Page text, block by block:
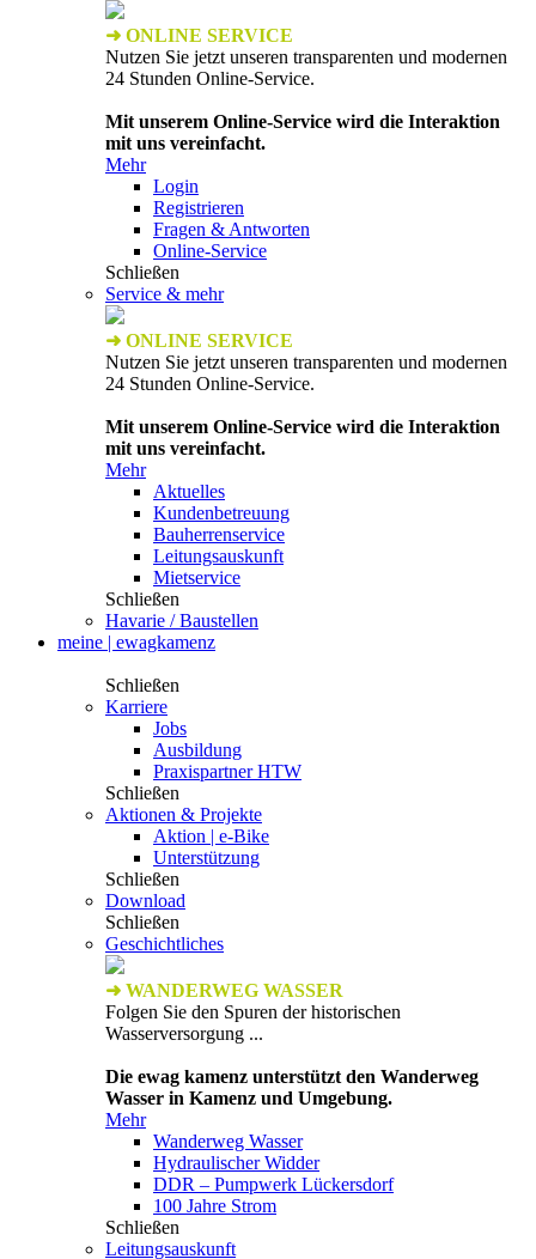
➜ ONLINE SERVICE
Nutzen Sie jetzt unseren transparenten und modernen
24 Stunden Online-Service.
Mit unserem Online-Service wird die Interaktion
mit uns vereinfacht.
Mehr
Login
Registrieren
Fragen & Antworten
Online-Service
Schließen
Service & mehr
➜ ONLINE SERVICE
Nutzen Sie jetzt unseren transparenten und modernen
24 Stunden Online-Service.
Mit unserem Online-Service wird die Interaktion
mit uns vereinfacht.
Mehr
Aktuelles
Kundenbetreuung
Bauherrenservice
Leitungsauskunft
Mietservice
Schließen
Havarie / Baustellen
meine | ewagkamenz
Schließen
Karriere
Jobs
Ausbildung
Praxispartner HTW
Schließen
Aktionen & Projekte
Aktion | e-Bike
Unterstützung
Schließen
Download
Schließen
Geschichtliches
➜ WANDERWEG WASSER
Folgen Sie den Spuren der historischen
Wasserversorgung ...
Die ewag kamenz unterstützt den Wanderweg
Wasser in Kamenz und Umgebung.
Mehr
Wanderweg Wasser
Hydraulischer Widder
DDR – Pumpwerk Lückersdorf
100 Jahre Strom
Schließen
Leitungsauskunft